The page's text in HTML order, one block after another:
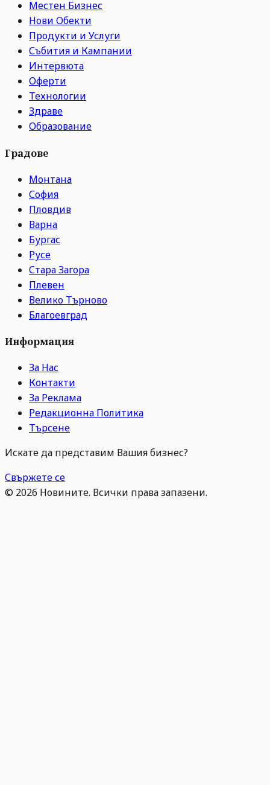
Местен Бизнес
Нови Обекти
Продукти и Услуги
Събития и Кампании
Интервюта
Оферти
Технологии
Здраве
Образование
Градове
Монтана
София
Пловдив
Варна
Бургас
Русе
Стара Загора
Плевен
Велико Търново
Благоевград
Информация
За Нас
Контакти
За Реклама
Редакционна Политика
Търсене
Искате да представим Вашия бизнес?
Свържете се
© 2026 Новините. Всички права запазени.